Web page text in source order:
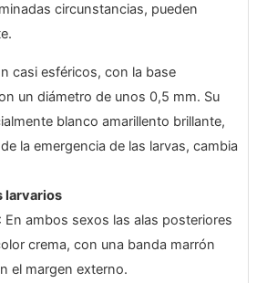
circunstancias, pueden
casi esféricos, con la base
un diámetro de unos 0,5 mm. Su
blanco amarillento brillante,
la emergencia de las larvas, cambia
larvarios
En ambos sexos las alas posteriores
crema, con una banda marrón
el margen externo.